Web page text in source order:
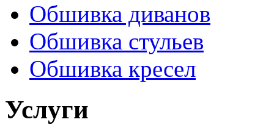
Обшивка диванов
Обшивка стульев
Обшивка кресел
Услуги